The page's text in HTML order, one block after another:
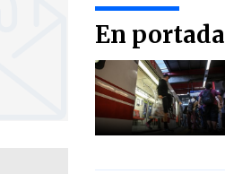
En portada